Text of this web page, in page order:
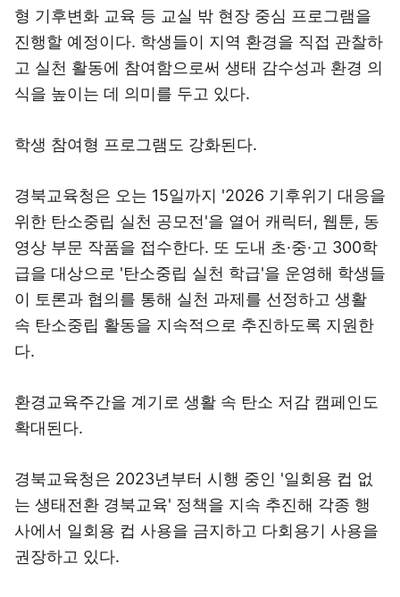
형 기후변화 교육 등 교실 밖 현장 중심 프로그램을
진행할 예정이다. 학생들이 지역 환경을 직접 관찰하
고 실천 활동에 참여함으로써 생태 감수성과 환경 의
식을 높이는 데 의미를 두고 있다.
학생 참여형 프로그램도 강화된다.
경북교육청은 오는 15일까지 '2026 기후위기 대응을
위한 탄소중립 실천 공모전'을 열어 캐릭터, 웹툰, 동
영상 부문 작품을 접수한다. 또 도내 초·중·고 300학
급을 대상으로 '탄소중립 실천 학급'을 운영해 학생들
이 토론과 협의를 통해 실천 과제를 선정하고 생활
속 탄소중립 활동을 지속적으로 추진하도록 지원한
다.
환경교육주간을 계기로 생활 속 탄소 저감 캠페인도
확대된다.
경북교육청은 2023년부터 시행 중인 '일회용 컵 없
는 생태전환 경북교육' 정책을 지속 추진해 각종 행
사에서 일회용 컵 사용을 금지하고 다회용기 사용을
권장하고 있다.